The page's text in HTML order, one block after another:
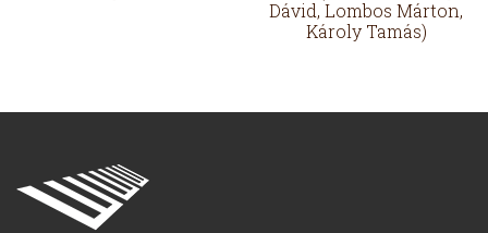
Dávid, Lombos Márton,
Károly Tamás)